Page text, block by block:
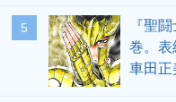
5
『聖
巻。表
車田正